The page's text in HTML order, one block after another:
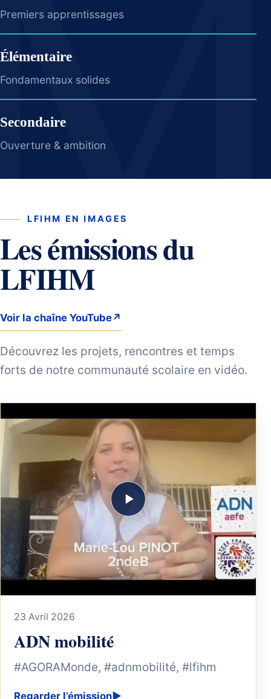
Premiers apprentissages
Élémentaire
Fondamentaux solides
Secondaire
Ouverture & ambition
LFIHM EN IMAGES
Les émissions du
LFIHM
Voir la chaîne YouTube↗
Découvrez les projets, rencontres et temps
forts de notre communauté scolaire en vidéo.
23 Avril 2026
ADN mobilité
#AGORAMonde, #adnmobilité, #lfihm
Regarder l’émission▶